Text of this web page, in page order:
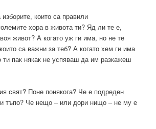
които са правили
хора в живота ти? Яд ли те е,
живот? А когато уж ги има, но не те
са важни за теб? А когато хем ги има
ти пак някак не успяваш да им разкажеш
свят? Поне понякога? Че е подреден
тъпо? Че нещо – или дори нищо – не му е